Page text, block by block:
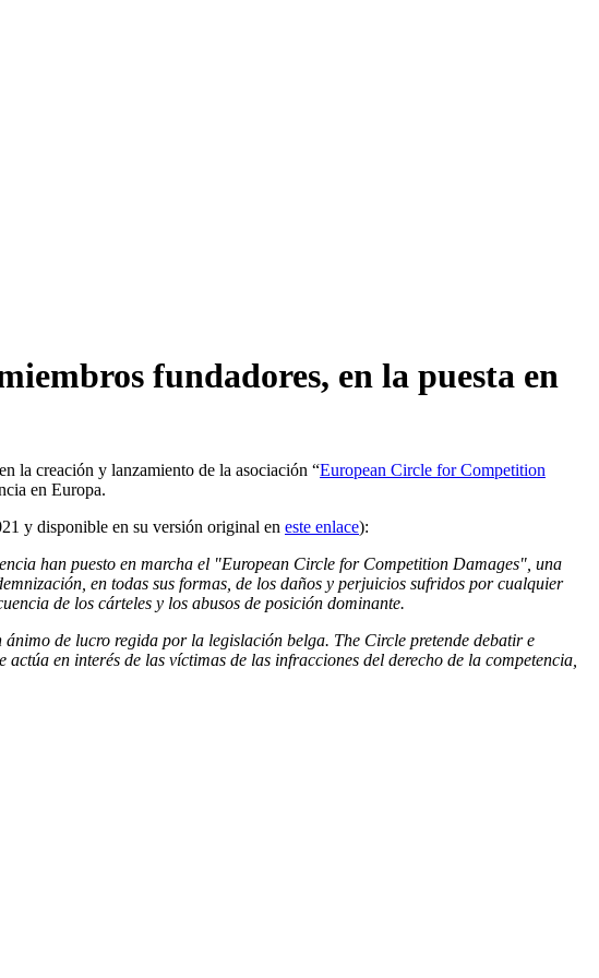
fundadores, en la puesta en
la creación y lanzamiento de la asociación “European Circle for Competition
en Europa.
y disponible en su versión original en este enlace):
han puesto en marcha el "European Circle for Competition Damages", una
en todas sus formas, de los daños y perjuicios sufridos por cualquier
de los cárteles y los abusos de posición dominante.
de lucro regida por la legislación belga. The Circle pretende debatir e
en interés de las víctimas de las infracciones del derecho de la competencia,